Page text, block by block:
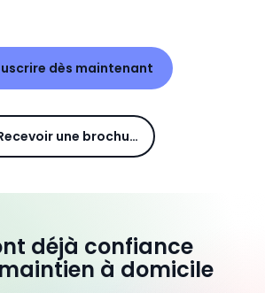
dès maintenant
Recevoir une brochure
déjà confiance
à domicile